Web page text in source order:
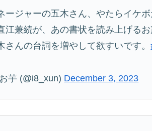
ージャーの五木さん、やたらイケ
江兼続が、あの書状を読み上げる
さんの台詞を増やして欲すいです。
芋 (@i8_xun) December 3, 2023